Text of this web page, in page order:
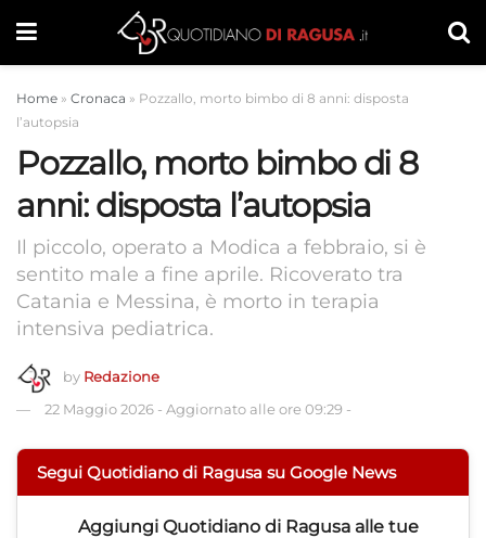
Home » Cronaca » Pozzallo, morto bimbo di 8 anni: disposta
l’autopsia
Pozzallo, morto bimbo di 8
anni: disposta l’autopsia
Il piccolo, operato a Modica a febbraio, si è
sentito male a fine aprile. Ricoverato tra
Catania e Messina, è morto in terapia
intensiva pediatrica.
by Redazione
22 Maggio 2026 - Aggiornato alle ore 09:29 -
Segui Quotidiano di Ragusa su Google News
Aggiungi Quotidiano di Ragusa alle tue